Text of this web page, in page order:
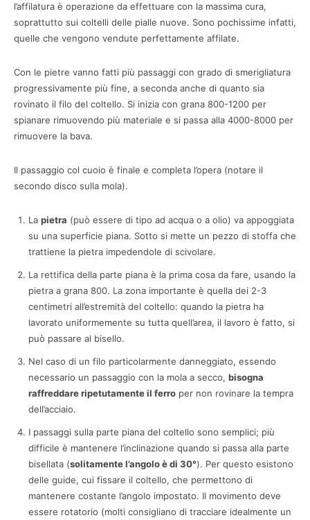
l’affilatura è operazione da effettuare con la massima cura,
soprattutto sui coltelli delle pialle nuove. Sono pochissime infatti,
quelle che vengono vendute perfettamente affilate.
Con le pietre vanno fatti più passaggi con grado di smerigliatura
progressivamente più fine, a seconda anche di quanto sia
rovinato il filo del coltello. Si inizia con grana 800-1200 per
spianare rimuovendo più materiale e si passa alla 4000-8000 per
rimuovere la bava.
Il passaggio col cuoio è finale e completa l’opera (notare il
secondo disco sulla mola).
La pietra (può essere di tipo ad acqua o a olio) va appoggiata
su una superficie piana. Sotto si mette un pezzo di stoffa che
trattiene la pietra impedendole di scivolare.
La rettifica della parte piana è la prima cosa da fare, usando la
pietra a grana 800. La zona importante è quella dei 2-3
centimetri all’estremità del coltello: quando la pietra ha
lavorato uniformemente su tutta quell’area, il lavoro è fatto, si
può passare al bisello.
Nel caso di un filo particolarmente danneggiato, essendo
necessario un passaggio con la mola a secco, bisogna
raffreddare ripetutamente il ferro per non rovinare la tempra
dell’acciaio.
I passaggi sulla parte piana del coltello sono semplici; più
difficile è mantenere l’inclinazione quando si passa alla parte
bisellata (solitamente l’angolo è di 30°). Per questo esistono
delle guide, cui fissare il coltello, che permettono di
mantenere costante l’angolo impostato. Il movimento deve
essere rotatorio (molti consigliano di tracciare idealmente un